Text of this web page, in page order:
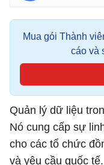
Mua gói Thành
cáo và
Quản lý dữ liệu
Nó cung cấp sự
cho các tổ chức
và yêu cầu quốc tế.